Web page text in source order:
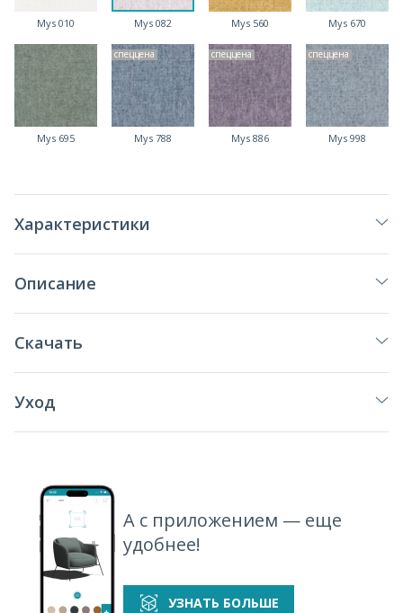
Mys 010 Mys 082 Mys 560 Mys 670
Mys 695
спеццена
Mys 788
спеццена
Mys 886
спеццена
Mys 998
Характеристики
Описание
Скачать
Уход
А с приложением — еще
удобнее!
УЗНАТЬ БОЛЬШЕ